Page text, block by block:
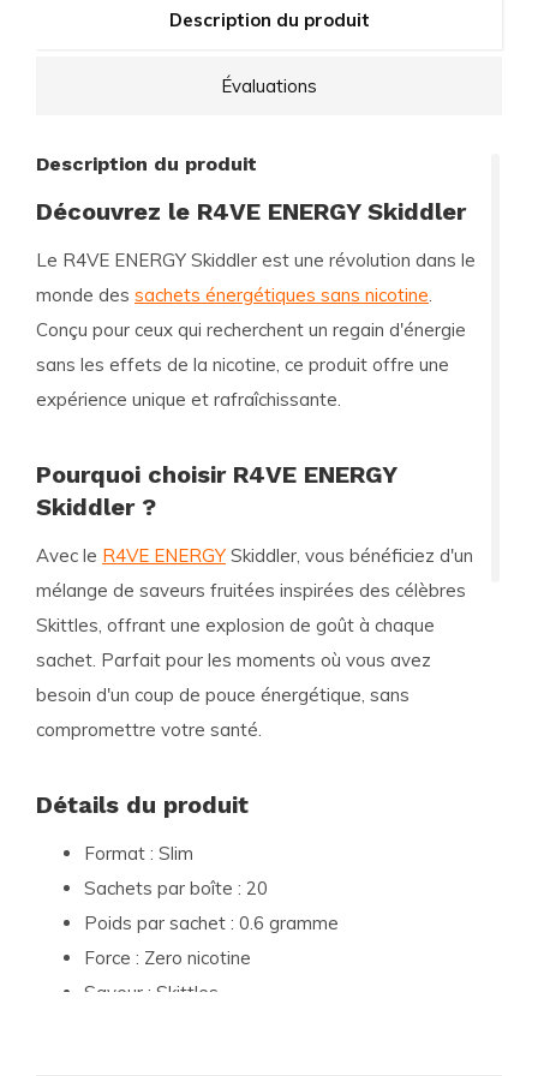
Description du produit
Évaluations
Description du produit
Découvrez le R4VE ENERGY Skiddler
Le R4VE ENERGY Skiddler est une révolution dans le
monde des sachets énergétiques sans nicotine.
Conçu pour ceux qui recherchent un regain d'énergie
sans les effets de la nicotine, ce produit offre une
expérience unique et rafraîchissante.
Pourquoi choisir R4VE ENERGY
Skiddler ?
Avec le R4VE ENERGY Skiddler, vous bénéficiez d'un
mélange de saveurs fruitées inspirées des célèbres
Skittles, offrant une explosion de goût à chaque
sachet. Parfait pour les moments où vous avez
besoin d'un coup de pouce énergétique, sans
compromettre votre santé.
Détails du produit
Format : Slim
Sachets par boîte : 20
Poids par sachet : 0.6 gramme
Force : Zero nicotine
Saveur : Skittles